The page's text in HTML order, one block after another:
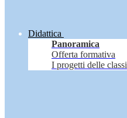
Didattica
Panoramica
Offerta formativa
I progetti delle classi